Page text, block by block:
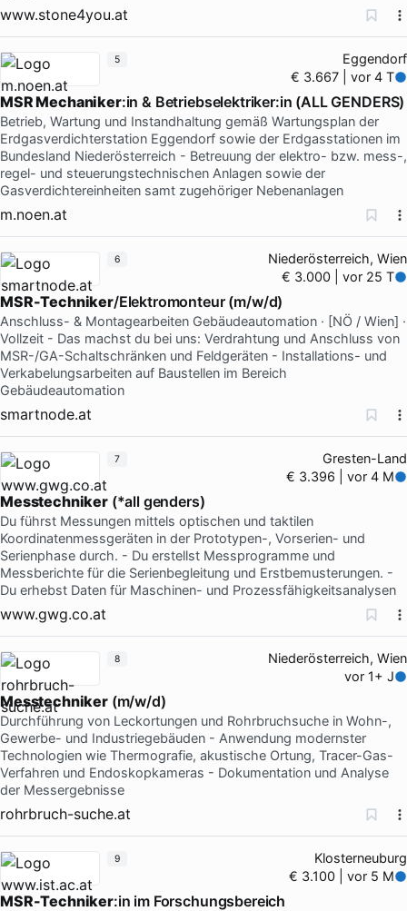
www.stone4you.at
Eggendorf
€ 3.667 | vor 4 T
MSR Mechaniker:in & Betriebselektriker:in (ALL GENDERS)
Betrieb, Wartung und Instandhaltung gemäß Wartungsplan der
Erdgasverdichterstation Eggendorf sowie der Erdgasstationen im
Bundesland Niederösterreich - Betreuung der elektro- bzw. mess-,
regel- und steuerungstechnischen Anlagen sowie der
Gasverdichtereinheiten samt zugehöriger Nebenanlagen
m.noen.at
5
Niederösterreich, Wien
€ 3.000 | vor 25 T
MSR-Techniker/Elektromonteur (m/w/d)
Anschluss- & Montagearbeiten Gebäudeautomation · [NÖ / Wien] ·
Vollzeit - Das machst du bei uns: Verdrahtung und Anschluss von
MSR-/GA-Schaltschränken und Feldgeräten - Installations- und
Verkabelungsarbeiten auf Baustellen im Bereich
Gebäudeautomation
smartnode.at
6
Gresten-Land
€ 3.396 | vor 4 M
Messtechniker(*all genders)
Du führst Messungen mittels optischen und taktilen
Koordinatenmessgeräten in der Prototypen-, Vorserien- und
Serienphase durch. - Du erstellst Messprogramme und
Messberichte für die Serienbegleitung und Erstbemusterungen. -
Du erhebst Daten für Maschinen- und Prozessfähigkeitsanalysen
www.gwg.co.at
7
Niederösterreich, Wien
vor 1+ J
Messtechniker(m/w/d)
Durchführung von Leckortungen und Rohrbruchsuche in Wohn-,
Gewerbe- und Industriegebäuden - Anwendung modernster
Technologien wie Thermografie, akustische Ortung, Tracer-Gas-
Verfahren und Endoskopkameras - Dokumentation und Analyse
der Messergebnisse
rohrbruch-suche.at
8
Klosterneuburg
€ 3.100 | vor 5 M
MSR-Techniker:in im Forschungsbereich
9